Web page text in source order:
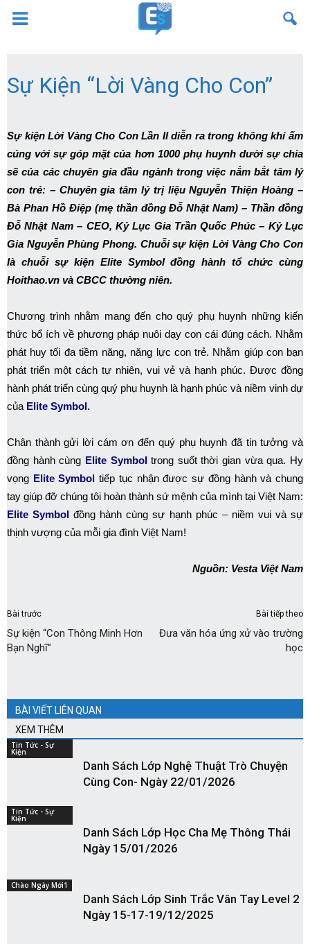
Sự Kiện “Lời Vàng Cho Con”
Sự kiện Lời Vàng Cho Con Lần II diễn ra trong không khí ấm
cúng với sự góp mặt của hơn 1000 phụ huynh dười sự chia
sẽ của các chuyên gia đầu ngành trong việc nắm bắt tâm lý
con trẻ: – Chuyên gia tâm lý trị liệu Nguyễn Thiện Hoàng –
Bà Phan Hồ Điệp (mẹ thần đồng Đỗ Nhật Nam) – Thần đồng
Đỗ Nhật Nam – CEO, Kỷ Lục Gia Trần Quốc Phúc – Kỷ Lục
Gia Nguyễn Phùng Phong. Chuỗi sự kiện Lời Vàng Cho Con
là chuỗi sự kiện Elite Symbol đồng hành tổ chức cùng
Hoithao.vn và CBCC thường niên.
Chương trình nhằm mang đến cho quý phụ huynh những kiến
thức bổ ích về phương pháp nuôi dạy con cái đúng cách. Nhằm
phát huy tối đa tiềm năng, năng lực con trẻ. Nhằm giúp con bạn
phát triển một cách tự nhiên, vui vẻ và hạnh phúc. Được đồng
hành phát triển cùng quý phụ huynh là hạnh phúc và niềm vinh dự
của Elite Symbol.
Chân thành gửi lời cám ơn đến quý phụ huynh đã tin tưởng và
đồng hành cùng Elite Symboltrong suốt thời gian vừa qua. Hy
vọng Elite Symboltiếp tục nhận được sự đồng hành và chung
tay giúp đỡ chúng tôi hoàn thành sứ mệnh của mình tại Việt Nam:
Elite Symbol đồng hành cùng sự hạnh phúc – niềm vui và sự
thịnh vượng của mỗi gia đình Việt Nam!
Nguồn: Vesta Việt Nam
Bài trước
Sự kiện “Con Thông Minh Hơn
Bạn Nghĩ”
Bài tiếp theo
Đưa văn hóa ứng xử vào trường
học
BÀI VIẾT LIÊN QUAN
XEM THÊM
Tin Tức - Sự
Kiện
Danh Sách Lớp Nghệ Thuật Trò Chuyện
Cùng Con- Ngày 22/01/2026
Tin Tức - Sự
Kiện
Danh Sách Lớp Học Cha Mẹ Thông Thái
Ngày 15/01/2026
Chào Ngày Mới1
Danh Sách Lớp Sinh Trắc Vân Tay Level 2
Ngày 15-17-19/12/2025